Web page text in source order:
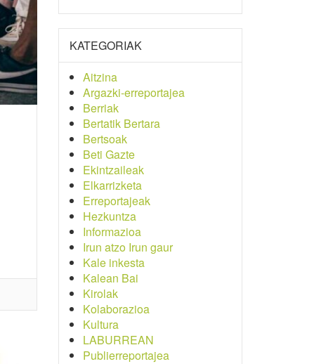
KATEGORIAK
Aitzina
Argazki-erreportajea
Berriak
Bertatik Bertara
Bertsoak
Beti Gazte
Ekintzaileak
Elkarrizketa
Erreportajeak
Hezkuntza
Informazioa
Irun atzo Irun gaur
Kale inkesta
Kalean Bai
Kirolak
Kolaborazioa
Kultura
LABURREAN
Publierreportajea